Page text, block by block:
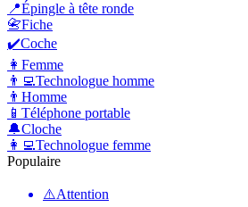
📍Épingle à tête ronde
📇Fiche
✔️Coche
👩 Femme
👨‍💻Technologue homme
👨 Homme
📱 Téléphone portable
🔔Cloche
👩‍💻Technologue femme
Populaire
⚠️Attention